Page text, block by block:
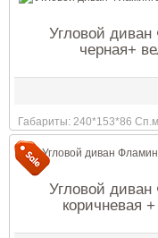
Угловой
черная+
Габариты: 240*153*86
Угловой
коричневая